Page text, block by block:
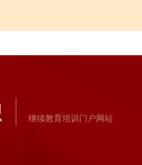
继续教育培训门户网站